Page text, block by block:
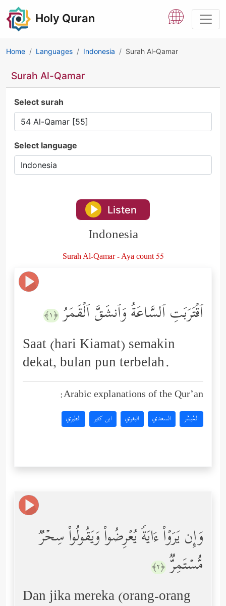
Holy Quran
Home Languages Indonesia Surah Al-Qamar
Surah Al-Qamar
Select surah
Select language
Listen
Indonesia
Surah Al-Qamar - Aya count 55
ٱقۡتَرَبَتِ ٱلسَّاعَةُ وَٱنشَقَّ ٱلۡقَمَرُ ﴿١﴾
Saat (hari Kiamat) semakin
dekat, bulan pun terbelah.
Arabic explanations of the Qur’an:
المُيسَّر السعدي البغوي ابن كثير الطبري
وَإِن یَرَوۡاْ ءَایَةࣰ یُعۡرِضُواْ وَیَقُولُواْ سِحۡرࣱ
مُّسۡتَمِرࣱّ ﴿٢﴾
Dan jika mereka (orang-orang